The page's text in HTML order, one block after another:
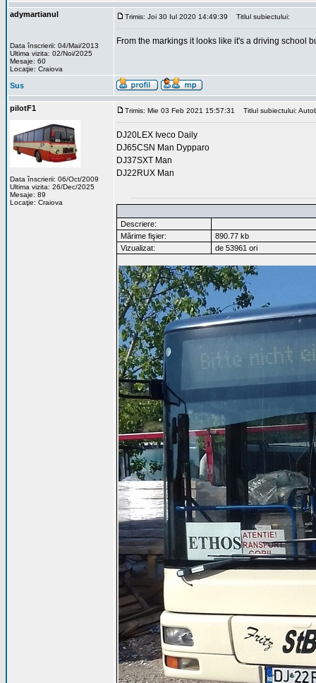
adymartianul
Data înscrierii: 04/Mai/2013
Ultima vizita: 02/Noi/2025
Mesaje: 60
Locaţie: Craiova
Trimis: Joi 30 Iul 2020 14:49:39 Titlul subiectului:
From the markings it looks like it's a driving school
Sus
pilotF1
Data înscrierii: 06/Oct/2009
Ultima vizita: 26/Dec/2025
Mesaje: 89
Locaţie: Craiova
Trimis: Mie 03 Feb 2021 15:57:31 Titlul subiectului:
DJ20LEX Iveco Daily
DJ65CSN Man Dypparo
DJ37SXT Man
DJ22RUX Man
Descriere:
Mărime fişier:
890.77 kb
Vizualizat:
de 53961 ori